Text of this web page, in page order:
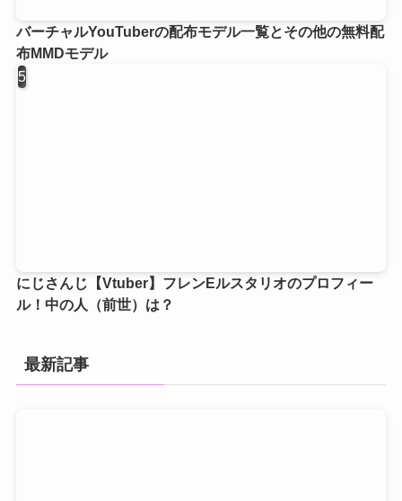
バーチャルYouTuberの配布モデル一覧とその他の無料配
布MMDモデル
にじさんじ【Vtuber】フレンEルスタリオのプロフィー
ル！中の人（前世）は？
最新記事